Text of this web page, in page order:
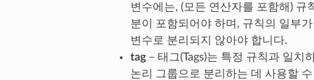
변수에는, (모든 연산자를 포함해) 규
분이 포함되어야 하며, 규칙의 일부
변수로 분리되지 않아야 합니다.
tag– 태그(Tags)는 특정 규칙과 일치
논리 그룹으로 분리하는 데 사용할